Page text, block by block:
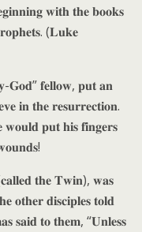
𝐰𝐢𝐭𝐡 𝐭𝐡𝐞 𝐛𝐨𝐨𝐤𝐬
(𝐋𝐮𝐤𝐞
𝐟𝐞𝐥𝐥𝐨𝐰, 𝐩𝐮𝐭 𝐚𝐧
𝐢𝐧 𝐭𝐡𝐞 𝐫𝐞𝐬𝐮𝐫𝐫𝐞𝐜𝐭𝐢𝐨𝐧.
𝐩𝐮𝐭 𝐡𝐢𝐬 𝐟𝐢𝐧𝐠𝐞𝐫𝐬
𝐭𝐡𝐞 𝐓𝐰𝐢𝐧), 𝐰𝐚𝐬
𝐝𝐢𝐬𝐜𝐢𝐩𝐥𝐞𝐬 𝐭𝐨𝐥𝐝
𝐬𝐚𝐢𝐝 𝐭𝐨 𝐭𝐡𝐞𝐦, “𝐔𝐧𝐥𝐞𝐬𝐬